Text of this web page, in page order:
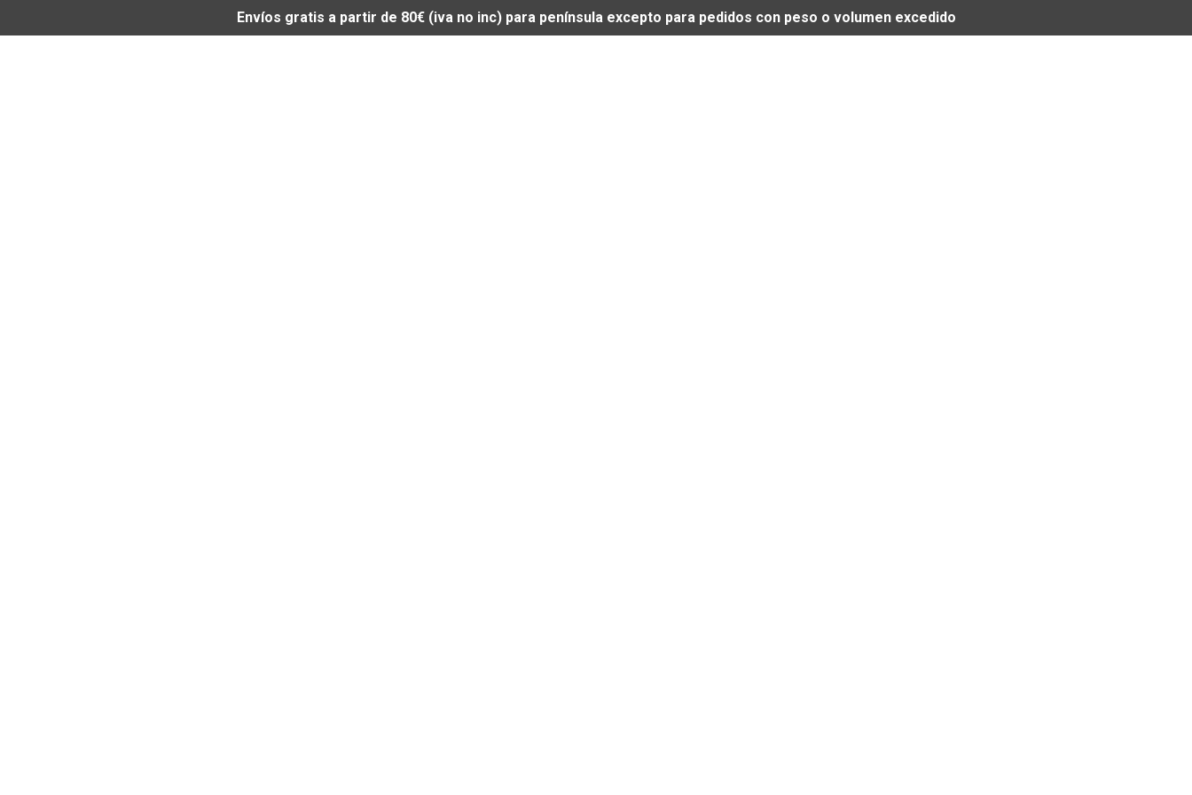
Envíos gratis a partir de 80€ (iva no inc) para península excepto para pedidos con peso o volumen excedido